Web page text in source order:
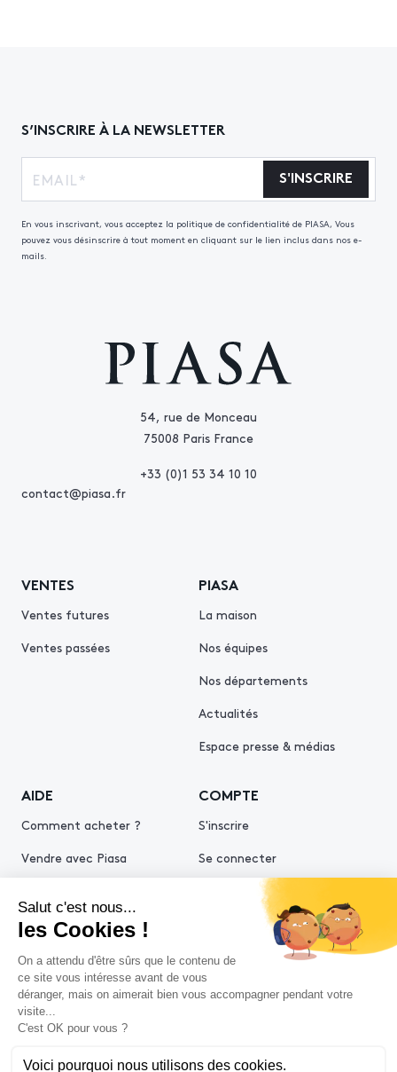
54, rue de Monceau
75008 Paris France
+33 (0)1 53 34 10 10
contact@piasa.fr
VENTES
Ventes futures
Ventes passées
PIASA
La maison
Nos équipes
Nos départements
Actualités
Espace presse & médias
AIDE
Comment acheter ?
Vendre avec Piasa
COMPTE
S'inscrire
Se connecter
S’INSCRIRE À LA NEWSLETTER
S'INSCRIRE
En vous inscrivant, vous acceptez la politique de confidentialité de PIASA, Vous
pouvez vous désinscrire à tout moment en cliquant sur le lien inclus dans nos e-
mails.
Politiques de confidentialitéPolitique cookies